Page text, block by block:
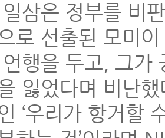
삼은 정부를 비
로 선출된 모미
행을 두고, 그가
잃었다며 비난
‘우리가 항거할